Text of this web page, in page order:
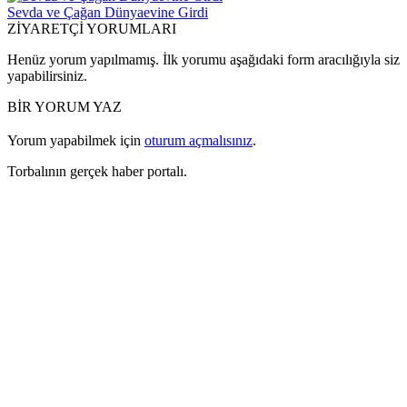
Sevda ve Çağan Dünyaevine Girdi
ZİYARETÇİ YORUMLARI
Henüz yorum yapılmamış. İlk yorumu aşağıdaki form aracılığıyla siz
yapabilirsiniz.
BİR YORUM YAZ
Yorum yapabilmek için oturum açmalısınız.
Torbalının gerçek haber portalı.